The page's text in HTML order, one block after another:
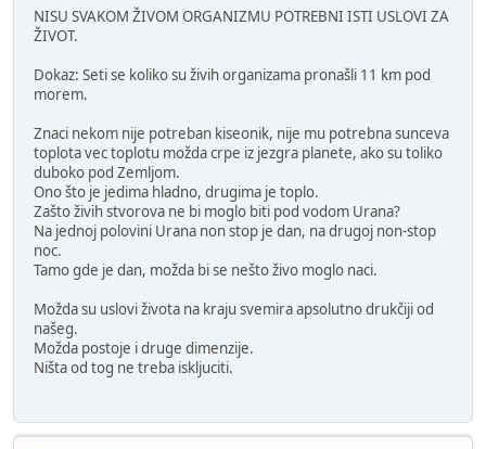
NISU SVAKOM ŽIVOM ORGANIZMU POTREBNI ISTI USLOVI ZA
ŽIVOT.
Dokaz: Seti se koliko su živih organizama pronašli 11 km pod
morem.
Znaci nekom nije potreban kiseonik, nije mu potrebna sunceva
toplota vec toplotu možda crpe iz jezgra planete, ako su toliko
duboko pod Zemljom.
Ono što je jedima hladno, drugima je toplo.
Zašto živih stvorova ne bi moglo biti pod vodom Urana?
Na jednoj polovini Urana non stop je dan, na drugoj non-stop
noc.
Tamo gde je dan, možda bi se nešto živo moglo naci.
Možda su uslovi života na kraju svemira apsolutno drukčiji od
našeg.
Možda postoje i druge dimenzije.
Ništa od tog ne treba iskljuciti.